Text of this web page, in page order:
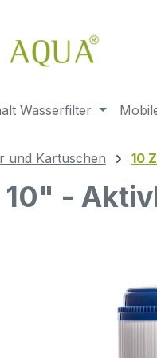
Wasserfilter
und Kartuschen 10
-